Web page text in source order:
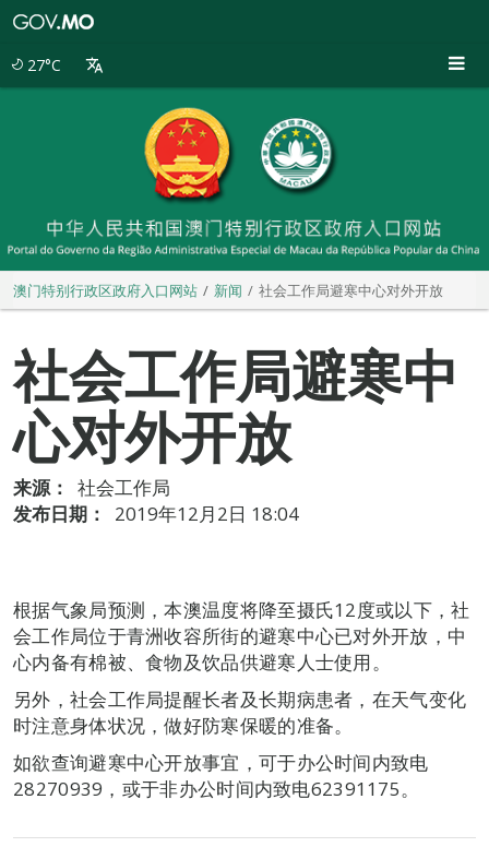
27°C
澳门特别行政区政府入口网站 新闻 社会工作局避寒中心对外开放
社会工作局避寒中
心对外开放
来源：
社会工作局
发布日期：
2019年12月2日 18:04
根据气象局预测，本澳温度将降至摄氏12度或以下，社
会工作局位于青洲收容所街的避寒中心已对外开放，中
心内备有棉被、食物及饮品供避寒人士使用。
另外，社会工作局提醒长者及长期病患者，在天气变化
时注意身体状况，做好防寒保暖的准备。
如欲查询避寒中心开放事宜，可于办公时间内致电
28270939，或于非办公时间内致电62391175。